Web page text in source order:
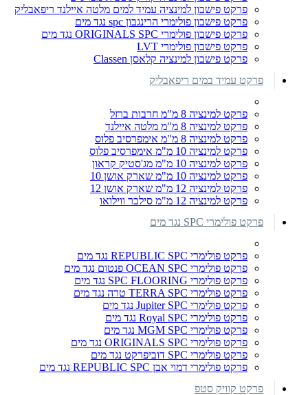
פרקט פישבון למינציה עמיד למים מלטה איילנד ריפאבליק
פרקט פישבון פולימרי הרינגבון spc נגד מים
פרקט פישבון פולימרי ORIGINALS SPC נגד מים
פרקט פישבון פולימרי LVT
פרקט פישבון למינציה קלאסן Classen
פרקט עמיד במים ריפאבליק
פרקט למינציה 8 מ"מ חרבות ברזל
פרקט למינציה 8 מ"מ מלטה איילנד
פרקט למינציה 8 מ"מ אימפרסיב פלוס
פרקט למינציה 10 מ"מ אימפרסיב פלוס
פרקט למינציה 10 מ"מ מג'סטיק קראון
פרקט למינציה 10 מ"מ שארק אושן 10
פרקט למינציה 12 מ"מ שארק אושן 12
פרקט למינציה 12 מ"מ סילבר ווילואו
פרקט פולימרי SPC נגד מים
פרקט פולימרי REPUBLIC SPC נגד מים
פרקט פולימרי OCEAN SPC פנטום נגד מים
פרקט פולימרי SPC FLOORING נגד מים
פרקט פולימרי TERRA SPC טרה נגד מים
פרקט פולימרי Jupiter SPC נגד מים
פרקט פולימרי Royal SPC נגד מים
פרקט פולימרי MGM SPC נגד מים
פרקט פולימרי ORIGINALS SPC נגד מים
פרקט פולימרי SPC דוביפרקט נגד מים
פרקט פולימרי דמוי אבן REPUBLIC SPC נגד מים
פרקט קוויק סטפ